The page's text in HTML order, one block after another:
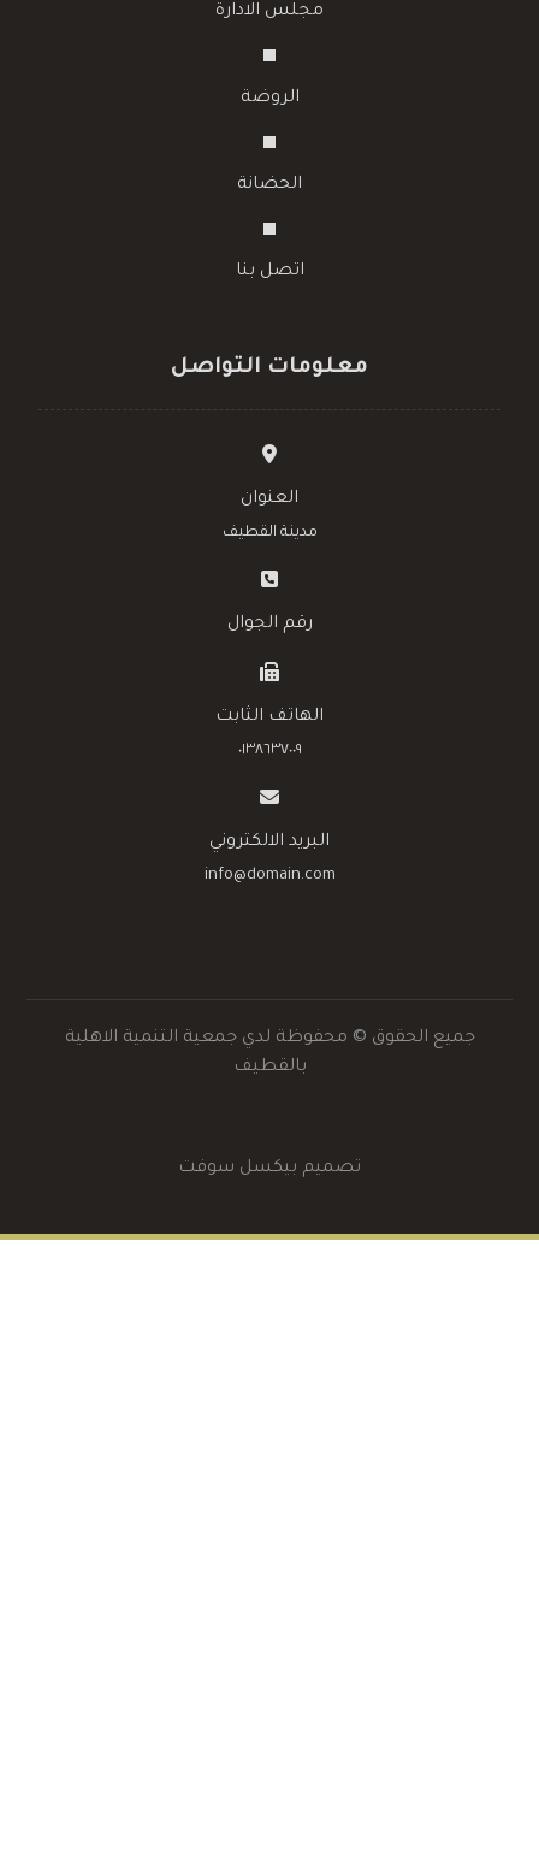
مجلس الادارة
الروضة
الحضانة
اتصل بنا
معلومات التواصل
العنوان
مدينة القطيف
رقم الجوال
الهاتف الثابت
٠١٣٨٦٣٧٠٠٩
البريد الالكتروني
info@domain.com
جميع الحقوق © محفوظة لدي جمعية التنمية الاهلية
بالقطيف
تصميم بيكسل سوفت